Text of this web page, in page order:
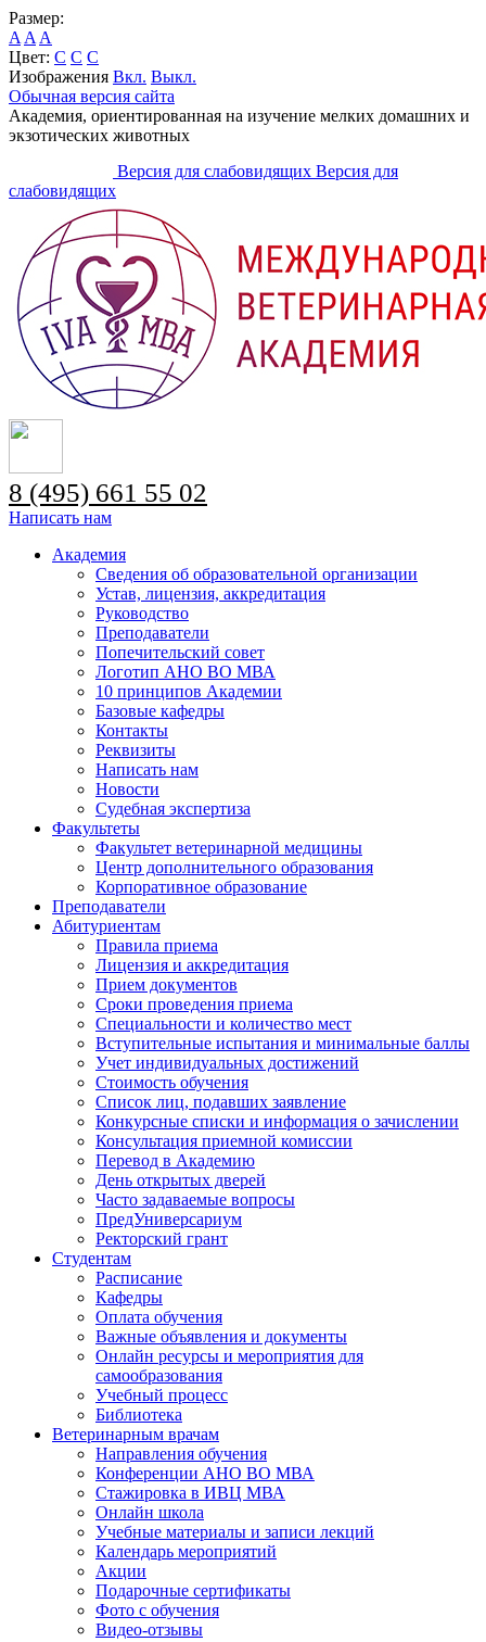
Размер:
A A A
Цвет: C C C
Изображения Вкл. Выкл.
Обычная версия сайта
Академия, ориентированная на изучение мелких домашних и
экзотических животных
Версия для слабовидящих Версия для
слабовидящих
8 (495) 661 55 02
Написать нам
Академия
Сведения об образовательной организации
Устав, лицензия, аккредитация
Руководство
Преподаватели
Попечительский совет
Логотип АНО ВО МВА
10 принципов Академии
Базовые кафедры
Контакты
Реквизиты
Написать нам
Новости
Судебная экспертиза
Факультеты
Факультет ветеринарной медицины
Центр дополнительного образования
Корпоративное образование
Преподаватели
Абитуриентам
Правила приема
Лицензия и аккредитация
Прием документов
Сроки проведения приема
Специальности и количество мест
Вступительные испытания и минимальные баллы
Учет индивидуальных достижений
Стоимость обучения
Список лиц, подавших заявление
Конкурсные списки и информация о зачислении
Консультация приемной комиссии
Перевод в Академию
День открытых дверей
Часто задаваемые вопросы
ПредУниверсариум
Ректорский грант
Студентам
Расписание
Кафедры
Оплата обучения
Важные объявления и документы
Онлайн ресурсы и мероприятия для
самообразования
Учебный процесс
Библиотека
Ветеринарным врачам
Направления обучения
Конференции АНО ВО МВА
Стажировка в ИВЦ МВА
Онлайн школа
Учебные материалы и записи лекций
Календарь мероприятий
Акции
Подарочные сертификаты
Фото с обучения
Видео-отзывы